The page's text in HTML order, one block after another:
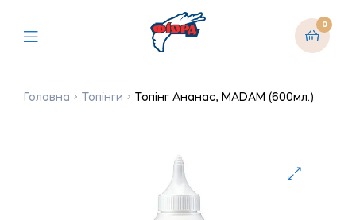
0
Головна Топінги Топінг Ананас, MADAM (600мл.)